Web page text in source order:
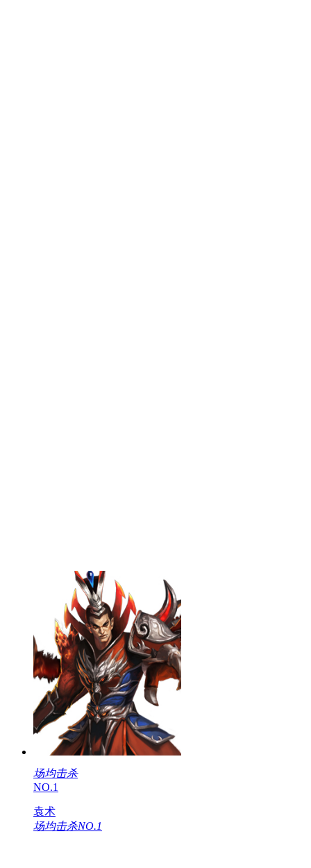
场均击杀
NO.1
袁术
场均击杀NO.1